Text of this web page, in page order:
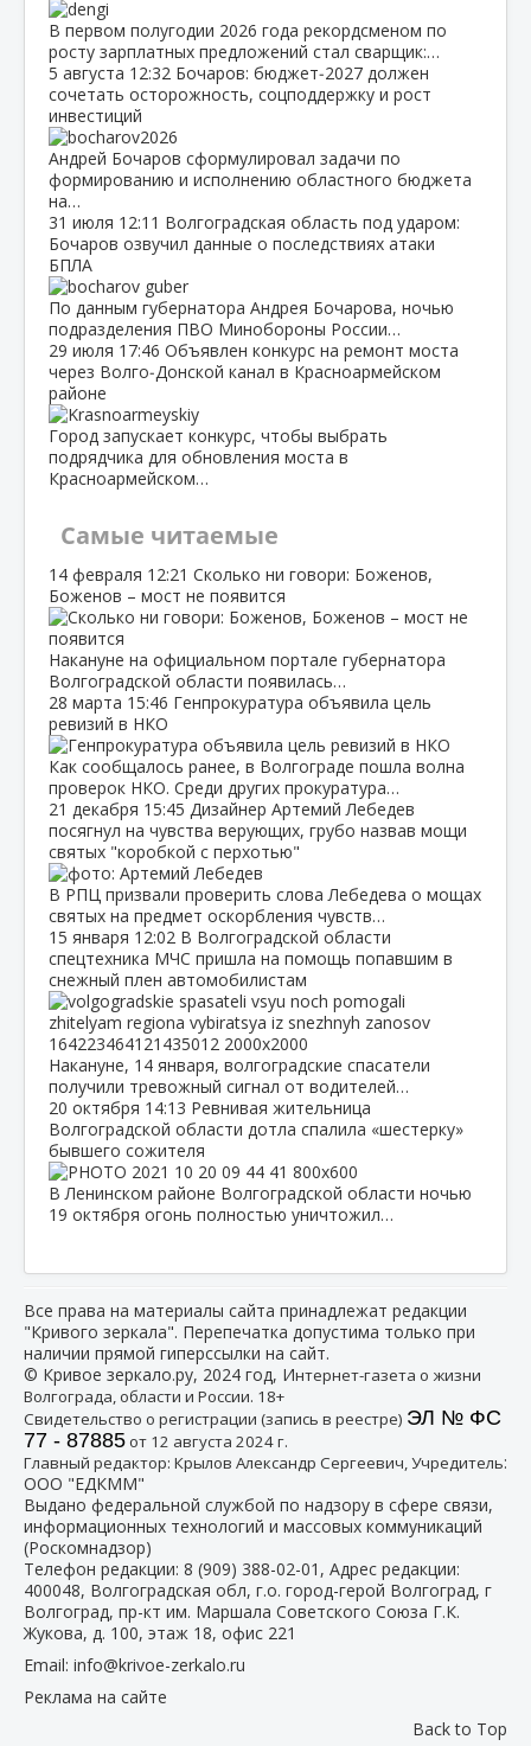
В первом полугодии 2026 года рекордсменом по
росту зарплатных предложений стал сварщик:…
5 августа 12:32 Бочаров: бюджет‑2027 должен
сочетать осторожность, соцподдержку и рост
инвестиций
Андрей Бочаров сформулировал задачи по
формированию и исполнению областного бюджета
на…
31 июля 12:11 Волгоградская область под ударом:
Бочаров озвучил данные о последствиях атаки
БПЛА
По данным губернатора Андрея Бочарова, ночью
подразделения ПВО Минобороны России…
29 июля 17:46 Объявлен конкурс на ремонт моста
через Волго‑Донской канал в Красноармейском
районе
Город запускает конкурс, чтобы выбрать
подрядчика для обновления моста в
Красноармейском…
Самые читаемые
14 февраля 12:21 Сколько ни говори: Боженов,
Боженов – мост не появится
Накануне на официальном портале губернатора
Волгоградской области появилась…
28 марта 15:46 Генпрокуратура объявила цель
ревизий в НКО
Как сообщалось ранее, в Волгограде пошла волна
проверок НКО. Среди других прокуратура…
21 декабря 15:45 Дизайнер Артемий Лебедев
посягнул на чувства верующих, грубо назвав мощи
святых "коробкой с перхотью"
В РПЦ призвали проверить слова Лебедева о мощах
святых на предмет оскорбления чувств…
15 января 12:02 В Волгоградской области
спецтехника МЧС пришла на помощь попавшим в
снежный плен автомобилистам
Накануне, 14 января, волгоградские спасатели
получили тревожный сигнал от водителей…
20 октября 14:13 Ревнивая жительница
Волгоградской области дотла спалила «шестерку»
бывшего сожителя
В Ленинском районе Волгоградской области ночью
19 октября огонь полностью уничтожил…
Все права на материалы сайта принадлежат редакции
"Кривого зеркала". Перепечатка допустима только при
наличии прямой гиперссылки на сайт.
© Кривое зеркало.ру, 2024 год, Интернет-газета о жизни
Волгограда, области и России. 18+
Свидетельство о регистрации (запись в реестре) ЭЛ № ФС
77 - 87885от 12 августа 2024 г.
Главный редактор: Крылов Александр Сергеевич, Учредитель:
ООО "ЕДКММ"
Выдано федеральной службой по надзору в сфере связи,
информационных технологий и массовых коммуникаций
(Роскомнадзор)
Телефон редакции: 8 (909) 388-02-01 , Адрес редакции:
400048, Волгоградская обл, г.о. город-герой Волгоград, г
Волгоград, пр-кт им. Маршала Советского Союза Г.К.
Жукова, д. 100, этаж 18, офис 221
Email: info@krivoe-zerkalo.ru
Реклама на сайте
Back to Top